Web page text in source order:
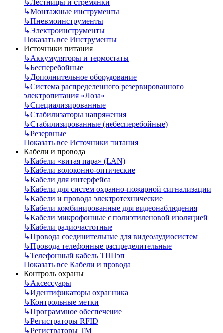
↳Лестницы и стремянки
↳Монтажные инструменты
↳Пневмоинструменты
↳Электроинструменты
Показать все Инструменты
Источники питания
↳Аккумуляторы и термостаты
↳Бесперебойные
↳Дополнительное оборудование
↳Система распределенного резервированного
электропитания «Лоза»
↳Специализированные
↳Стабилизаторы напряжения
↳Стабилизированные (небесперебойные)
↳Резервные
Показать все Источники питания
Кабели и провода
↳Кабели «витая пара» (LAN)
↳Кабели волоконно-оптические
↳Кабели для интерфейса
↳Кабели для систем охранно-пожарной сигнализации
↳Кабели и провода электротехнические
↳Кабели комбинированные для видеонаблюдения
↳Кабели микрофонные с полиэтиленовой изоляцией
↳Кабели радиочастотные
↳Провода соединительные для видео/аудиосистем
↳Провода телефонные распределительные
↳Телефонный кабель ТППэп
Показать все Кабели и провода
Контроль охраны
↳Аксессуары
↳Идентификаторы охранника
↳Контрольные метки
↳Программное обеспечение
↳Регистраторы RFID
↳Регистраторы ТМ